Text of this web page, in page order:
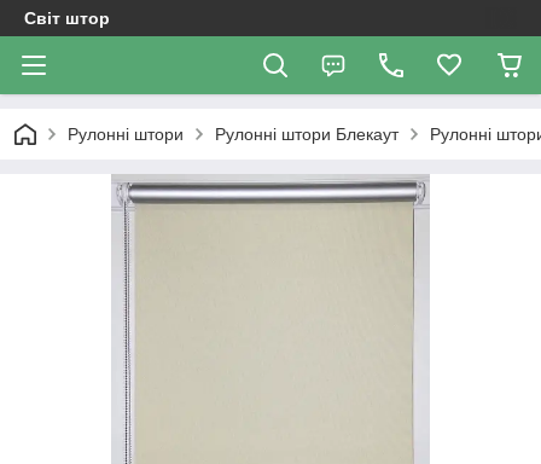
Світ штор
Рулонні штори Рулонні штори Блекаут Рулонні